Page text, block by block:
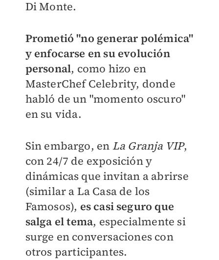
Di Monte.
Prometió "no generar polémica"
y enfocarse en su evolución
personal, como hizo en
MasterChef Celebrity, donde
habló de un "momento oscuro"
en su vida.
Sin embargo, en La Granja VIP,
con 24/7 de exposición y
dinámicas que invitan a abrirse
(similar a La Casa de los
Famosos), es casi seguro que
salga el tema, especialmente si
surge en conversaciones con
otros participantes.